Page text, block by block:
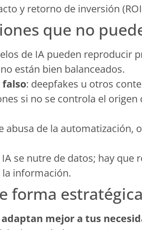
y retorno de inversión
que no
de IA pueden reproducir
están bien balanceados.
: deepfakes u otros
si no se controla el origen
abusa de la automatización,
IA se nutre de datos; hay que
información.
forma estratégica
mejor a tus